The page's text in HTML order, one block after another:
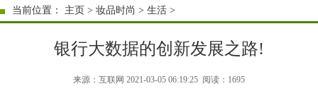
当前位置： 主页 >妆品时尚 >生活 >
银行大数据的创新发展之路!
来源：互联网 2021-03-05 06:19:25 阅读：1695